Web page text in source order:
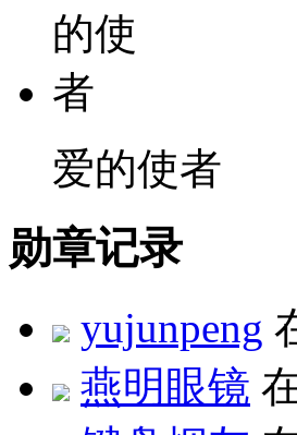
爱的使者
勋章记录
yujunpeng
燕明眼镜